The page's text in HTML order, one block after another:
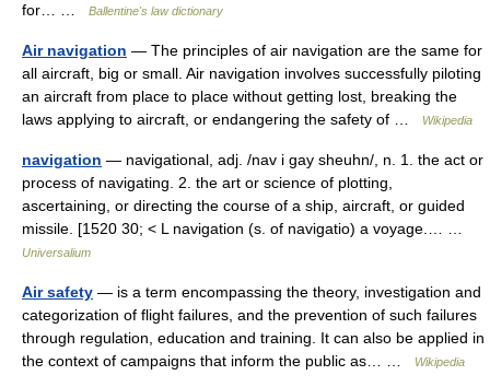
for… …
Ballentine's law dictionary
Air navigation — The principles of air navigation are the same for
all aircraft, big or small. Air navigation involves successfully piloting
an aircraft from place to place without getting lost, breaking the
laws applying to aircraft, or endangering the safety of …
Wikipedia
navigation — navigational, adj. /nav i gay sheuhn/, n. 1. the act or
process of navigating. 2. the art or science of plotting,
ascertaining, or directing the course of a ship, aircraft, or guided
missile. [1520 30; < L navigation (s. of navigatio) a voyage.… …
Universalium
Air safety — is a term encompassing the theory, investigation and
categorization of flight failures, and the prevention of such failures
through regulation, education and training. It can also be applied in
the context of campaigns that inform the public as… …
Wikipedia